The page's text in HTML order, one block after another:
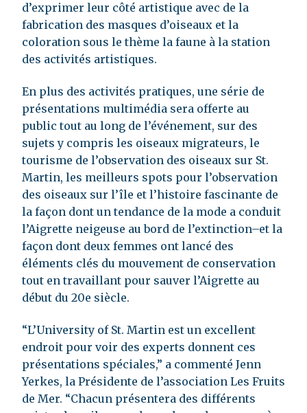
d’exprimer leur côté artistique avec de la
fabrication des masques d’oiseaux et la
coloration sous le thème la faune à la station
des activités artistiques.
En plus des activités pratiques, une série de
présentations multimédia sera offerte au
public tout au long de l’événement, sur des
sujets y compris les oiseaux migrateurs, le
tourisme de l’observation des oiseaux sur St.
Martin, les meilleurs spots pour l’observation
des oiseaux sur l’île et l’histoire fascinante de
la façon dont un tendance de la mode a conduit
l’Aigrette neigeuse au bord de l’extinction–et la
façon dont deux femmes ont lancé des
éléments clés du mouvement de conservation
tout en travaillant pour sauver l’Aigrette au
début du 20e siècle.
“L’University of St. Martin est un excellent
endroit pour voir des experts donnent ces
présentations spéciales,” a commenté Jenn
Yerkes, la Présidente de l’association Les Fruits
de Mer. “Chacun présentera des différents